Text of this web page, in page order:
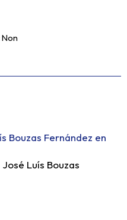
Non
Bouzas Fernández en
Luís Bouzas